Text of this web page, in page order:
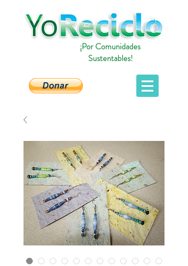
¡Por Comunidades
Sustentables!